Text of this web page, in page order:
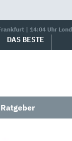
| 14:04 Uhr
DAS BESTE
Ratgeber